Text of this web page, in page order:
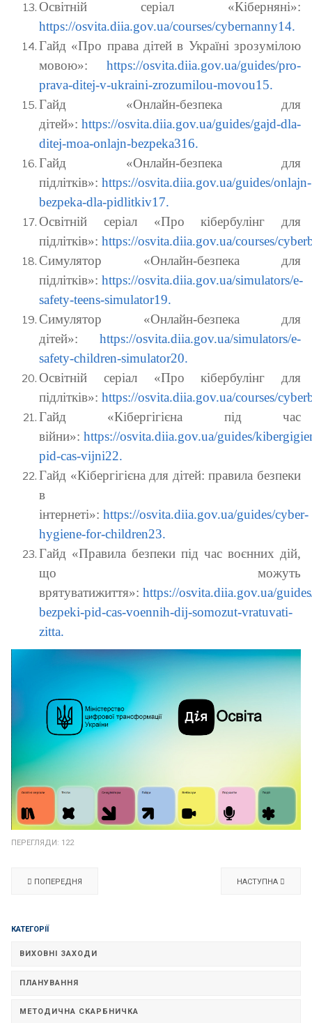
Освітній серіал «Кіберняні»:
https://osvita.diia.gov.ua/courses/cybernanny14.
Гайд «Про права дітей в Україні зрозумілою
мовою»: https://osvita.diia.gov.ua/guides/pro-
prava-ditej-v-ukraini-zrozumilou-movou15.
Гайд «Онлайн-безпека для
дітей»: https://osvita.diia.gov.ua/guides/gajd-dla-
ditej-moa-onlajn-bezpeka316.
Гайд «Онлайн-безпека для
підлітків»: https://osvita.diia.gov.ua/guides/onlajn-
bezpeka-dla-pidlitkiv17.
Освітній серіал «Про кібербулінг для
підлітків»: https://osvita.diia.gov.ua/courses/
Симулятор «Онлайн-безпека для
підлітків»: https://osvita.diia.gov.ua/simulators/e-
safety-teens-simulator19.
Симулятор «Онлайн-безпека для
дітей»: https://osvita.diia.gov.ua/simulators/e-
safety-children-simulator20.
Освітній серіал «Про кібербулінг для
підлітків»: https://osvita.diia.gov.ua/courses/
Гайд «Кібергігієна під час
війни»: https://osvita.diia.gov.ua/guides/
pid-cas-vijni22.
Гайд «Кібергігієна для дітей: правила безпеки
в
інтернеті»: https://osvita.diia.gov.ua/guides/cyber-
hygiene-for-children23.
Гайд «Правила безпеки під час воєнних дій,
що можуть
врятуватижиття»: https://osvita.diia.gov.ua/
bezpeki-pid-cas-voennih-dij-somozut-vratuvati-
zitta.
ПЕРЕГЛЯДИ: 122
ПОПЕРЕДНЯ НАСТУПНА
КАТЕГОРІЇ
ВИХОВНІ ЗАХОДИ
ПЛАНУВАННЯ
МЕТОДИЧНА СКАРБНИЧКА